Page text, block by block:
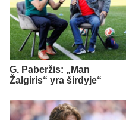
G. Paberžis: „Man
Žalgiris“ yra širdyje“